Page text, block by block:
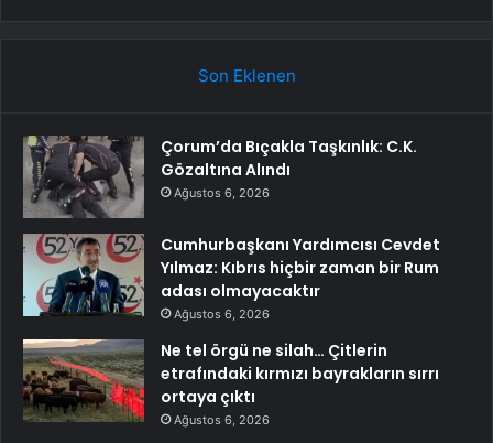
Son Eklenen
Çorum’da Bıçakla Taşkınlık: C.K.
Gözaltına Alındı
Ağustos 6, 2026
Cumhurbaşkanı Yardımcısı Cevdet
Yılmaz: Kıbrıs hiçbir zaman bir Rum
adası olmayacaktır
Ağustos 6, 2026
Ne tel örgü ne silah… Çitlerin
etrafındaki kırmızı bayrakların sırrı
ortaya çıktı
Ağustos 6, 2026